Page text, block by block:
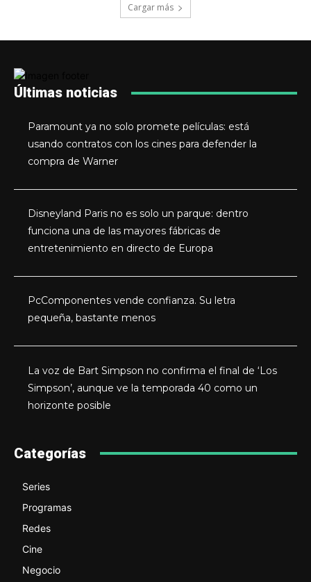
Cargar más
Últimas noticias
Paramount ya no solo promete películas: está
usando contratos con los cines para defender la
compra de Warner
Disneyland Paris no es solo un parque: dentro
funciona una de las mayores fábricas de
entretenimiento en directo de Europa
PcComponentes vende confianza. Su letra
pequeña, bastante menos
La voz de Bart Simpson no confirma el final de ‘Los
Simpson’, aunque ve la temporada 40 como un
horizonte posible
Categorías
Series
Programas
Redes
Cine
Negocio